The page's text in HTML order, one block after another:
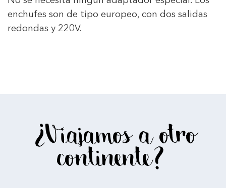
enchufes son de tipo europeo, con dos salidas
redondas y 220V.
¿Viajamos a otro
continente?